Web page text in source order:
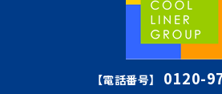
【電話番号】 0120-